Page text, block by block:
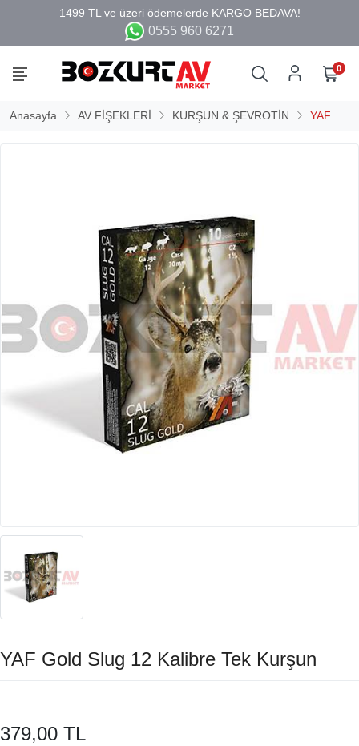
0555 960 6271
0
Anasayfa AV FİŞEKLERİ KURŞUN & ŞEVROTİN YAF
YAF Gold Slug 12 Kalibre Tek Kurşun
379,00 TL